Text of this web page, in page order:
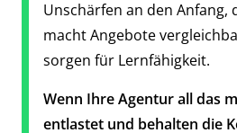
Unschärfen an den Anfang,
macht Angebote
sorgen für Lernfähigkeit.
Wenn Ihre Agentur all das
entlastet und behalten die